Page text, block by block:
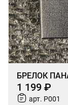
БРЕЛОК
1 199 ₽
арт. P001